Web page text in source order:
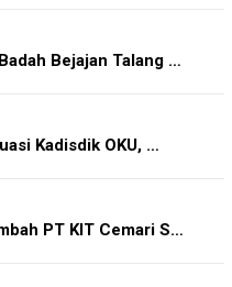
Bejajan Talang …
Kadisdik OKU, …
PT KIT Cemari S…